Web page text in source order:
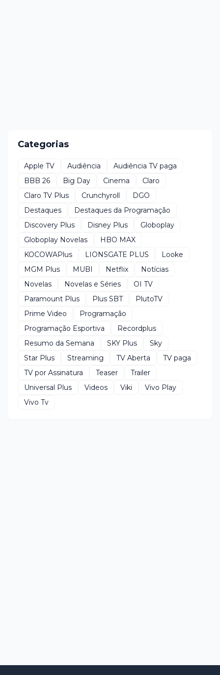
Categorias
Apple TV Audiência
Audiência TV paga
BBB 26
Big Day Cinema
Claro
Claro TV Plus
Crunchyroll
DGO
Destaques
Destaques da Programação
Discovery Plus
Disney Plus
Globoplay
Globoplay Novelas
HBO MAX
KOCOWAPlus
LIONSGATE PLUS
Looke
MGM Plus
MUBI Netflix
Notícias
Novelas
Novelas e Séries
OI TV
Paramount Plus
Plus SBT
PlutoTV
Prime Video
Programação
Programação Esportiva
Recordplus
Resumo da Semana
SKY Plus
Sky
Star Plus
Streaming TV Aberta
TV paga
TV por Assinatura
Teaser
Trailer
Universal Plus
Videos Viki
Vivo Play
Vivo Tv